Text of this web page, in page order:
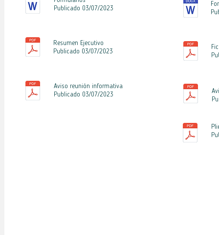
Publicado 03/07/2023
Resumen Ejecutivo
Publicado 03/07/2023
Aviso reunión informativa
Publicado 03/07/2023